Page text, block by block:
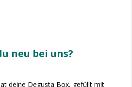
neu bei uns?
deine Degusta Box, gefüllt mit